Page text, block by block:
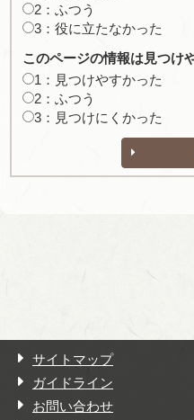
2：ふつう
3：役に立たなかった
このページの情報は見つけ
1：見つけやすかった
2：ふつう
3：見つけにくかった
サイトマップ
ガイドライン
お問い合わせ